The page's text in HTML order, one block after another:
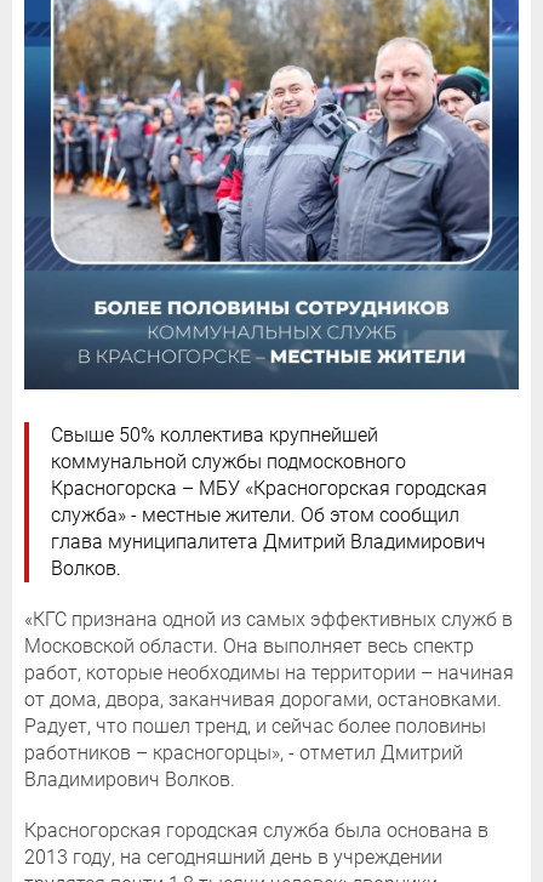
Свыше 50% коллектива крупнейшей
коммунальной службы подмосковного
Красногорска – МБУ «Красногорская городская
служба» - местные жители. Об этом сообщил
глава муниципалитета Дмитрий Владимирович
Волков.
«КГС признана одной из самых эффективных служб в
Московской области. Она выполняет весь спектр
работ, которые необходимы на территории – начиная
от дома, двора, заканчивая дорогами, остановками.
Радует, что пошел тренд, и сейчас более половины
работников – красногорцы», - отметил Дмитрий
Владимирович Волков.
Красногорская городская служба была основана в
2013 году, на сегодняшний день в учреждении